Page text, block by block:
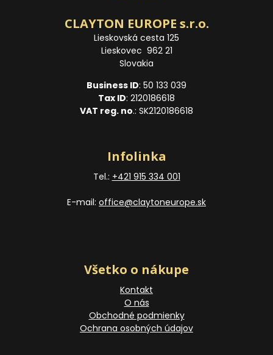
CLAYTON EUROPE s.r.o.
Lieskovská cesta 125
Lieskovec 962 21
Slovakia
Business ID: 50 133 039
Tax ID: 2120186618
VAT reg. no.: SK2120186618
Infolinka
Tel.: +421 915 334 001
E-mail: office@claytoneurope.sk
Všetko o nákupe
Kontakt
O nás
Obchodné podmienky
Ochrana osobných údajov